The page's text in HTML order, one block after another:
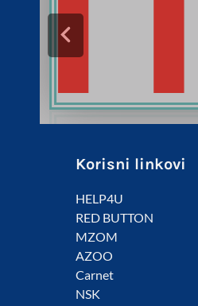
Korisni linkovi
HELP4U
RED BUTTON
MZOM
AZOO
Carnet
NSK